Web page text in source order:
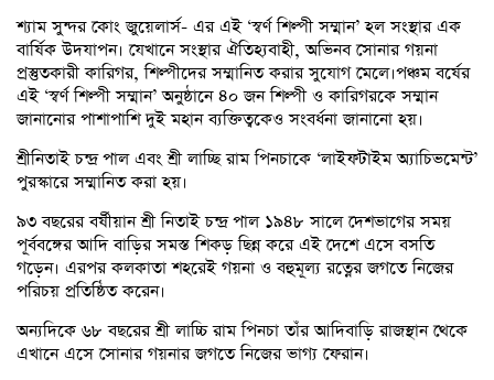
শ্যাম সুন্দর কোং জুয়েলার্স- এর এই ‘স্বর্ণ শিল্পী সম্মান’ হল সংস্থার এক
বার্ষিক উদযাপন। যেখানে সংস্থার ঐতিহ্যবাহী, অভিনব সোনার গয়না
প্রস্তুতকারী কারিগর, শিল্পীদের সম্মানিত করার সুযোগ মেলে।পঞ্চম বর্ষের
এই ‘স্বর্ণ শিল্পী সম্মান’ অনুষ্ঠানে ৪০ জন শিল্পী ও কারিগরকে সম্মান
জানানোর পাশাপাশি দুই মহান ব্যক্তিত্বকেও সংবর্ধনা জানানো হয়।
শ্রীনিতাই চন্দ্র পাল এবং শ্রী লাচ্ছি রাম পিনচাকে ‘লাইফটাইম অ্যাচিভমেন্ট’
পুরস্কারে সম্মানিত করা হয়।
৯৩ বছরের বর্ষীয়ান শ্রী নিতাই চন্দ্র পাল ১৯৪৮ সালে দেশভাগের সময়
পূর্ববঙ্গের আদি বাড়ির সমস্ত শিকড় ছিন্ন করে এই দেশে এসে বসতি
গড়েন। এরপর কলকাতা শহরেই গয়না ও বহুমূল্য রত্নের জগতে নিজের
পরিচয় প্রতিষ্ঠিত করেন।
অন্যদিকে ৬৮ বছরের শ্রী লাচ্চি রাম পিনচা তাঁর আদিবাড়ি রাজস্থান থেকে
এখানে এসে সোনার গয়নার জগতে নিজের ভাগ্য ফেরান।